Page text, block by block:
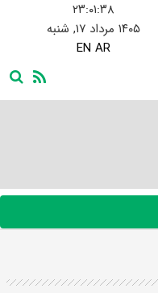
۲۳:۰۱:۳۹
۱۴۰۵ مرداد ۱۷, شنبه
EN AR